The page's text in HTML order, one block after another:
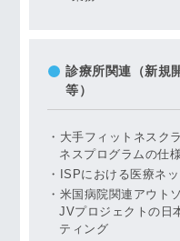
診療所関連（新規
等）
大手フィットネスク
ネスプログラムの仕
ISPにおける医療ネ
米国病院関連アウト
JVプロジェクトの日
ティング